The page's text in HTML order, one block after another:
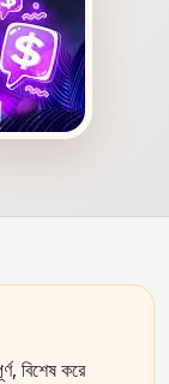
বিশেষ করে